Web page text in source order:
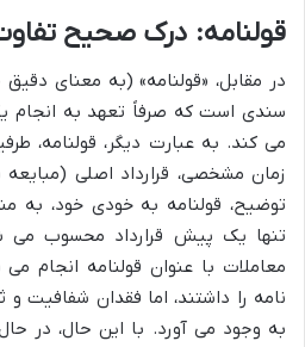
قولنامه: درک صحیح
در مقابل، «قولنامه» (به معنای
سندی است که صرفاً تعهد به انجام
می کند. به عبارت دیگر، قولنامه،
زمان مشخصی، قرارداد اصلی (مبایعه
توضیح، قولنامه به خودی خود، به
تنها یک پیش قرارداد محسوب می
معاملات با عنوان قولنامه انجام
نامه را داشتند، اما فقدان شفافیت
به وجود می آورد. با این حال، در